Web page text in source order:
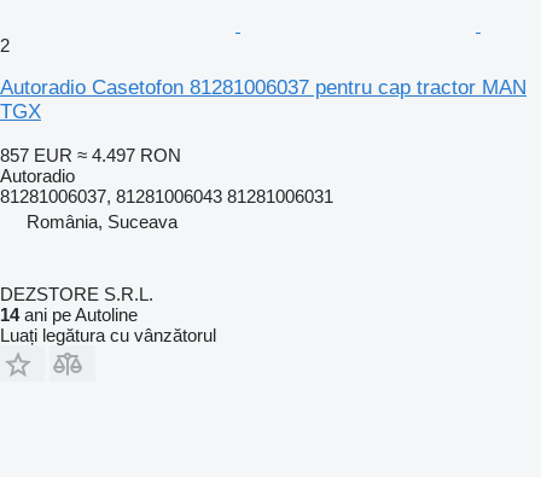
2
Autoradio Casetofon 81281006037 pentru cap tractor MAN
TGX
857 EUR ≈ 4.497 RON
Autoradio
81281006037, 81281006043 81281006031
România, Suceava
DEZSTORE S.R.L.
14ani pe Autoline
Luați legătura cu vânzătorul